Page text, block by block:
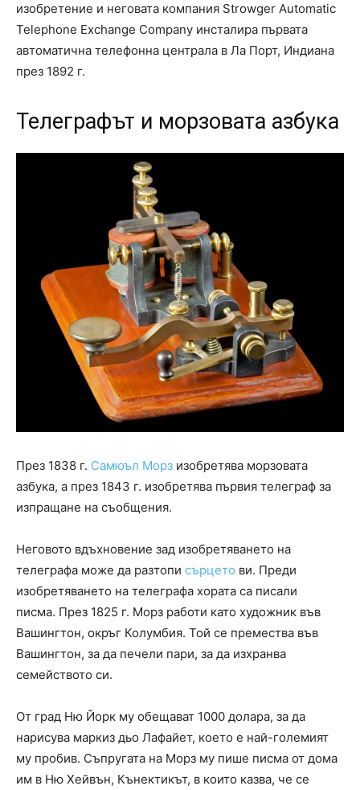
изобретение и неговата компания Strowger Automatic
Telephone Exchange Company инсталира първата
автоматична телефонна централа в Ла Порт, Индиана
през 1892 г.
Телеграфът и морзовата азбука
През 1838 г. Самюъл Морз изобретява морзовата
азбука, а през 1843 г. изобретява първия телеграф за
изпращане на съобщения.
Неговото вдъхновение зад изобретяването на
телеграфа може да разтопи сърцето ви. Преди
изобретяването на телеграфа хората са писали
писма. През 1825 г. Морз работи като художник във
Вашингтон, окръг Колумбия. Той се премества във
Вашингтон, за да печели пари, за да изхранва
семейството си.
От град Ню Йорк му обещават 1000 долара, за да
нарисува маркиз дьо Лафайет, което е най-големият
му пробив. Съпругата на Морз му пише писма от дома
им в Ню Хейвън, Кънектикът, в които казва, че се